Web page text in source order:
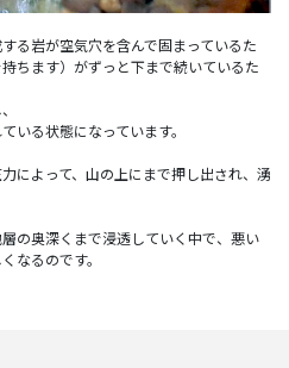
る岩が空気穴を含んで固まっているた
ちます）がずっと下まで続いているた
いる状態になっています。
によって、山の上にまで押し出され、湧
の奥深くまで浸透していく中で、悪い